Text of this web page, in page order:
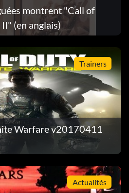
montrent "Call of
(en anglais)
Trainers
Warfare v20170411
Actualités